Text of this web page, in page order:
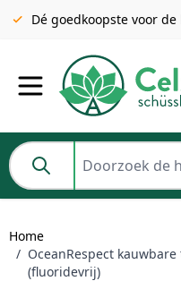
Gratis verzending v.a.
Dé goedkoopste voor
Doorzoek de hele winkel
Home
/ OceanRespect
(fluoridevrij)